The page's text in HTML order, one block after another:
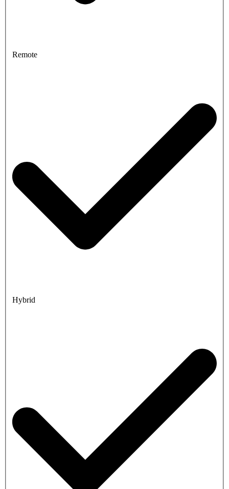
Remote
Hybrid